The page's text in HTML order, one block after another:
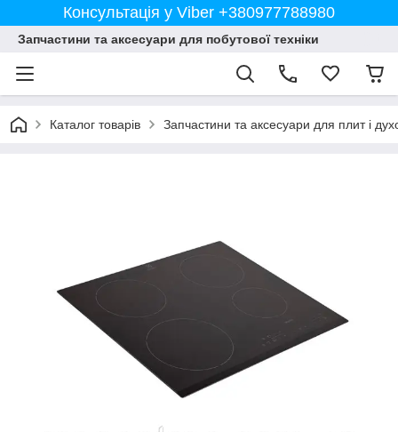
Консультація у Viber +380977788980
Запчастини та аксесуари для побутової техніки
Каталог товарів Запчастини та аксесуари для плит і